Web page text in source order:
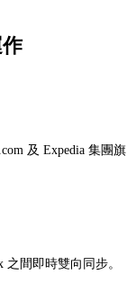
及 Expedia 集團旗
間即時雙向同步。